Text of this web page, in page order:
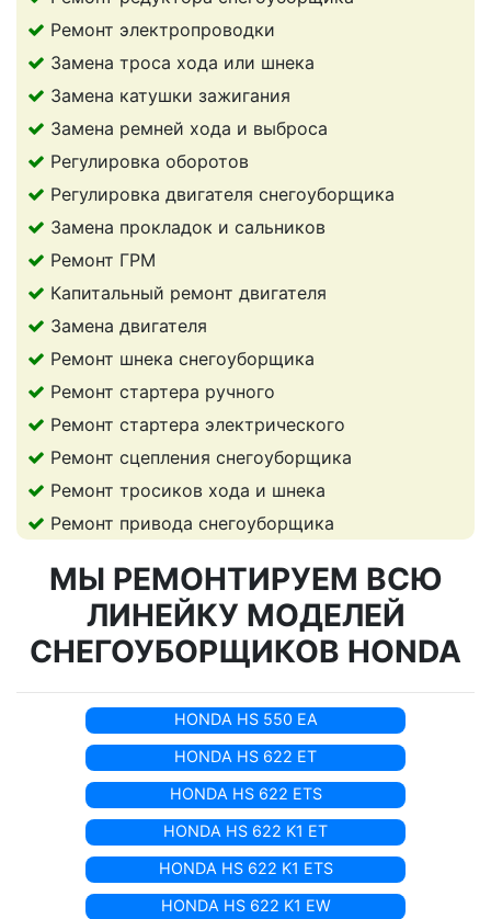
Ремонт электропроводки
Замена троса хода или шнека
Замена катушки зажигания
Замена ремней хода и выброса
Регулировка оборотов
Регулировка двигателя снегоуборщика
Замена прокладок и сальников
Ремонт ГРМ
Капитальный ремонт двигателя
Замена двигателя
Ремонт шнека снегоуборщика
Ремонт стартера ручного
Ремонт стартера электрического
Ремонт сцепления снегоуборщика
Ремонт тросиков хода и шнека
Ремонт привода снегоуборщика
МЫ РЕМОНТИРУЕМ ВСЮ
ЛИНЕЙКУ МОДЕЛЕЙ
СНЕГОУБОРЩИКОВ HONDA
HONDA HS 550 EA
HONDA HS 622 ET
HONDA HS 622 ETS
HONDA HS 622 K1 ET
HONDA HS 622 K1 ETS
HONDA HS 622 K1 EW